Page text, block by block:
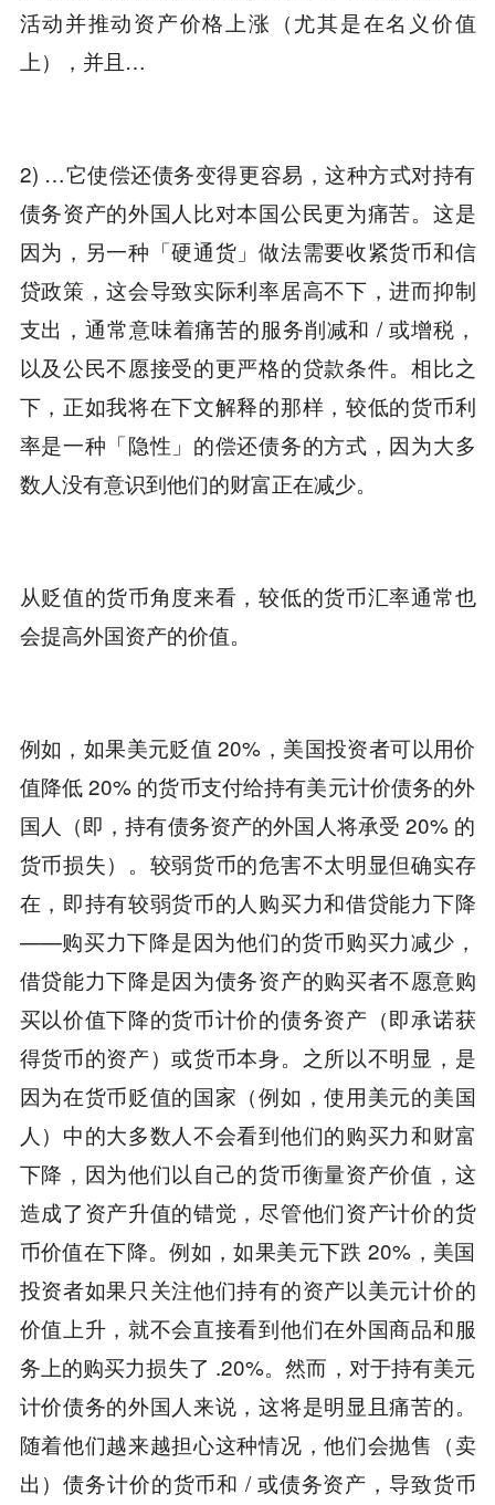
活动并推动资产价格上涨（尤其是在名义价值
上），并且…
2) …它使偿还债务变得更容易，这种方式对持有
债务资产的外国人比对本国公民更为痛苦。这是
因为，另一种「硬通货」做法需要收紧货币和信
贷政策，这会导致实际利率居高不下，进而抑制
支出，通常意味着痛苦的服务削减和 / 或增税，
以及公民不愿接受的更严格的贷款条件。相比之
下，正如我将在下文解释的那样，较低的货币利
率是一种「隐性」的偿还债务的方式，因为大多
数人没有意识到他们的财富正在减少。
从贬值的货币角度来看，较低的货币汇率通常也
会提高外国资产的价值。
例如，如果美元贬值 20%，美国投资者可以用价
值降低 20% 的货币支付给持有美元计价债务的外
国人（即，持有债务资产的外国人将承受 20% 的
货币损失）。较弱货币的危害不太明显但确实存
在，即持有较弱货币的人购买力和借贷能力下降
——购买力下降是因为他们的货币购买力减少，
借贷能力下降是因为债务资产的购买者不愿意购
买以价值下降的货币计价的债务资产（即承诺获
得货币的资产）或货币本身。之所以不明显，是
因为在货币贬值的国家（例如，使用美元的美国
人）中的大多数人不会看到他们的购买力和财富
下降，因为他们以自己的货币衡量资产价值，这
造成了资产升值的错觉，尽管他们资产计价的货
币价值在下降。例如，如果美元下跌 20%，美国
投资者如果只关注他们持有的资产以美元计价的
价值上升，就不会直接看到他们在外国商品和服
务上的购买力损失了 .20%。然而，对于持有美元
计价债务的外国人来说，这将是明显且痛苦的。
随着他们越来越担心这种情况，他们会抛售（卖
出）债务计价的货币和 / 或债务资产，导致货币